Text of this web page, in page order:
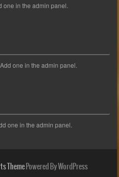
one in the admin panel.
one in the admin panel.
one in the admin panel.
ThemePowered By WordPress